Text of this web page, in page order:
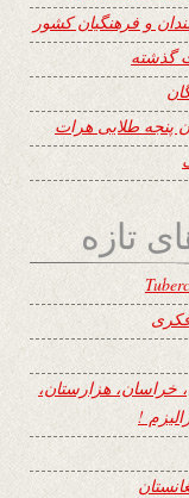
و فرهنگیان کشور
گذشته
پنجه طلایی هرات
تازه
خراسان، هزارستان،
!